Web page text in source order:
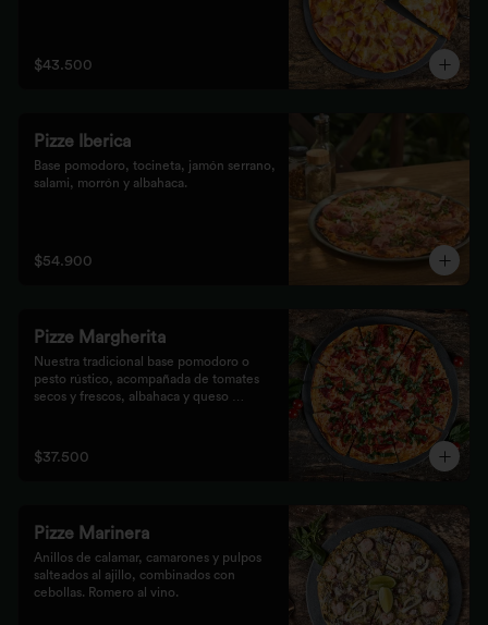
$43.500
Pizze Iberica
Base pomodoro, tocineta, jamón serrano,
salami, morrón y albahaca.
$54.900
Pizze Margherita
Nuestra tradicional base pomodoro o
pesto rústico, acompañada de tomates
secos y frescos, albahaca y queso
$37.500
Pizze Marinera
Anillos de calamar, camarones y pulpos
salteados al ajillo, combinados con
cebollas. Romero al vino.